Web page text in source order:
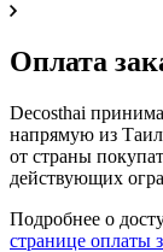
Оплата
Decosthai
напрямую из
от страны
действующих
Подробнее о
странице оплаты